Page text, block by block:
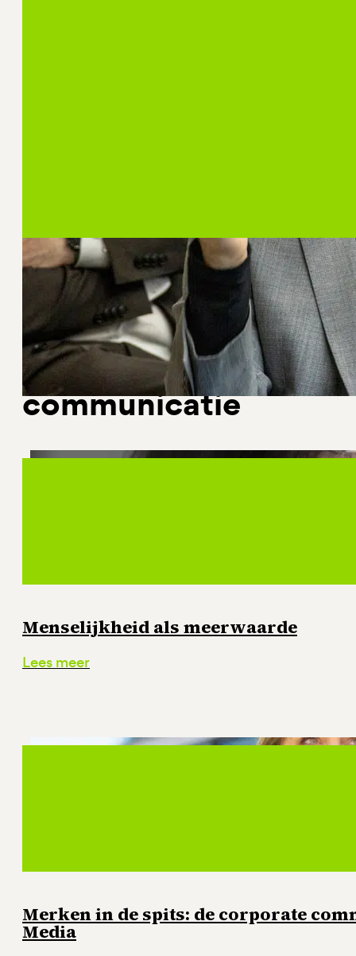
Artikelen over o.a.
communicatie
Menselijkheid als meerwaarde
Lees meer
Merken in de spits: de corporate
Media